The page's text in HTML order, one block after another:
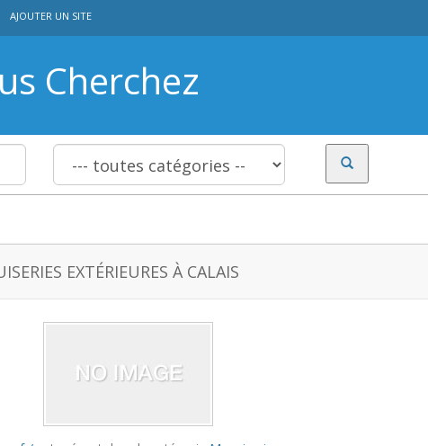
AJOUTER UN SITE
Cherchez
EXTÉRIEURES À CALAIS